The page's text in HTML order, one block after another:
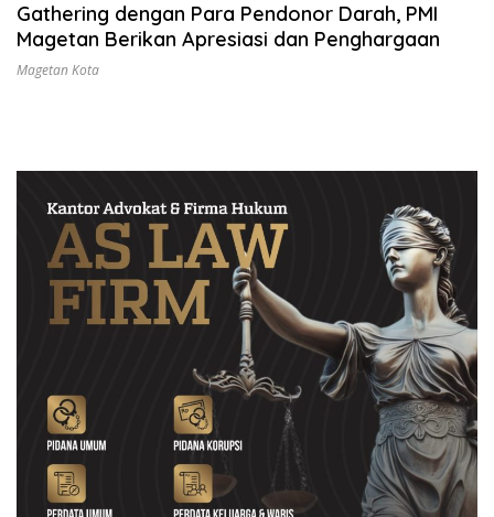
Gathering dengan Para Pendonor Darah, PMI
Magetan Berikan Apresiasi dan Penghargaan
Magetan Kota